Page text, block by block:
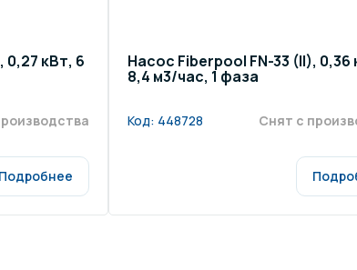
0,27 кВт, 6
Подробнее
Насос Fiberpool FN-33 (II), 0,36
8,4 м3/час, 1 фаза
Код: 448728 Снят с